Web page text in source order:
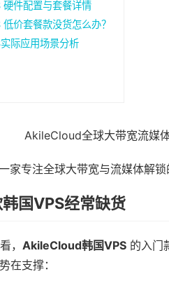
件配置与套餐详情
价套餐款没货怎么办？
际应用场景分析
家专注全球大带宽与流媒体解锁
国VPS经常缺货
， AkileCloud韩国VPS的入门
在支撑：